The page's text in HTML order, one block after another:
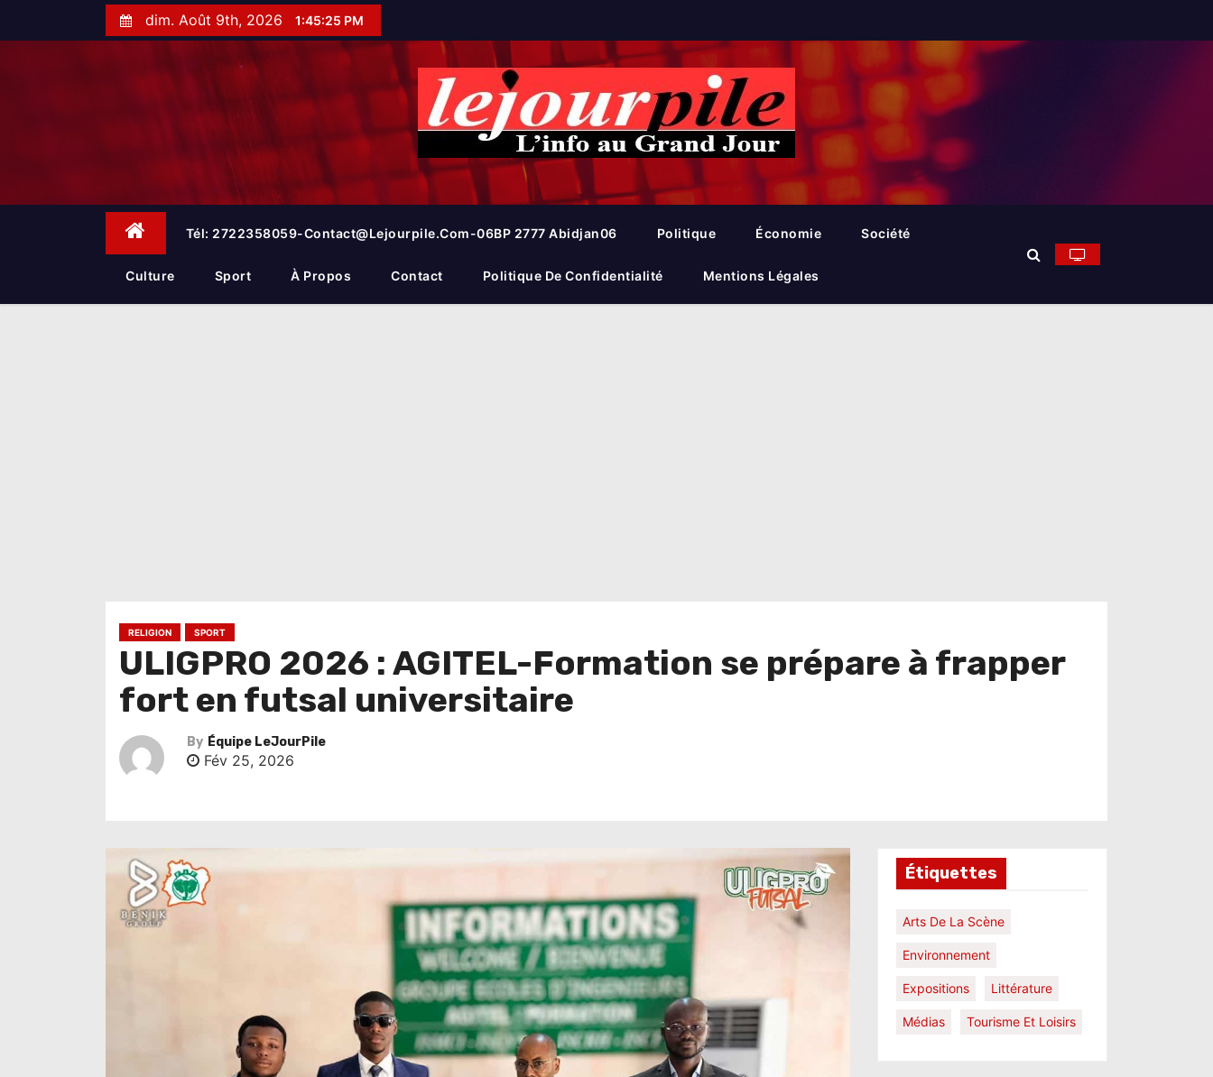
t
dim. Août 9th, 2026 1:45:26 PM
Tél: 2722358059-Contact@lejourpile.com-06BP 2777 Abidjan06 Politique Économie Société
Culture Sport À Propos Contact Politique De Confidentialité Mentions Légales
RELIGION SPORT
ULIGPRO 2026 : AGITEL-Formation se prépare à frapper
fort en futsal universitaire
By Équipe LeJourPile
Fév 25, 2026
Étiquettes
Arts De La Scène
Environnement
Expositions Littérature
Médias Tourisme Et Loisirs